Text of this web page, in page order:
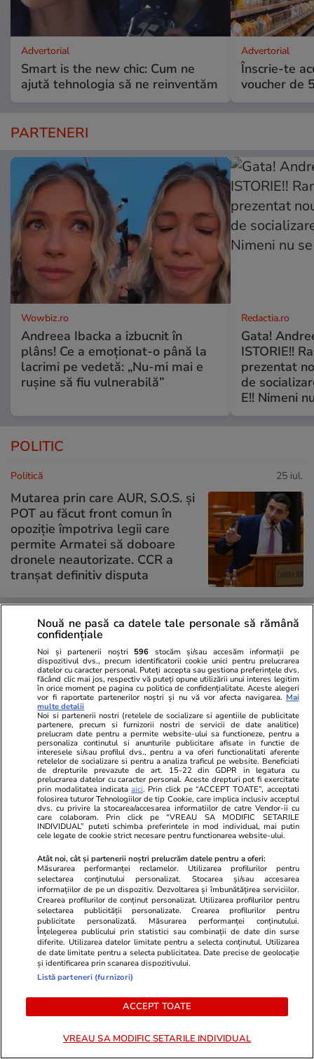
Advertorial
Smart is the new chic: Cum ne
ajută tehnologia să ne reinventăm
Advertorial
Înscrie-te
voucher de
PARTENERI
Wowbiz.ro
Andreea Ibacka a izbucnit în
plâns! Ce a emoționat-o până la
lacrimi pe vedetă: „Nu-mi mai e
rușine să fiu vulnerabilă”
Redactia.ro
Gata!
ISTORIE!!
prezentat
de
E!! Nimeni
POLITIC
Politică 25 iul.
Mutarea prin care AUR, S.O.S. și
POT au făcut front comun în
opoziție împotriva legii care
permite Armatei să doboare
dronele neautorizate. CCR a
tranșat definitiv disputa
Politică 25 iul.
Cum a apărut Mirabela
Grădinaru la întâlnirea cu
președinta Indiei, Droupadi
Murmu, la Palatul Cotroceni.
Motivul pentru care a ales o
rochie galbenă
PARTENERI
Fanatik.ro
Arena Naţională, chirie infimă la
euro! Cât au plătit Metallica, Ed
Spotmedia.ro
Nouă ne pasă ca datele tale personale să rămână
confidențiale
Noi și partenerii noștri 596 stocăm și/sau accesăm informații pe
dispozitivul dvs., precum identificatorii cookie unici pentru prelucrarea
datelor cu caracter personal. Puteți accepta sau gestiona preferințele dvs.
făcând clic mai jos, respectiv vă puteți opune utilizării unui interes legitim
în orice moment pe pagina cu politica de confidențialitate. Aceste alegeri
vor fi raportate partenerilor noștri și nu vă vor afecta navigarea. Mai
multe detalii
Noi si partenerii nostri (retelele de socializare si agentiile de publicitate
partenere, precum si furnizorii nostri de servicii de date analitice)
prelucram date pentru a permite website-ului sa functioneze, pentru a
personaliza continutul si anunturile publicitare afisate in functie de
interesele si/sau profilul dvs., pentru a va oferi functionalitati aferente
retelelor de socializare si pentru a analiza traficul pe website. Beneficiati
de drepturile prevazute de art. 15-22 din GDPR in legatura cu
prelucrarea datelor cu caracter personal. Aceste drepturi pot fi exercitate
prin modalitatea indicataaici. Prin click pe “ACCEPT TOATE”, acceptati
folosirea tuturor Tehnologiilor de tip Cookie, care implica inclusiv acceptul
dvs. cu privire la stocarea/accesarea informatiilor de catre Vendor-ii cu
care colaboram. Prin click pe “VREAU SA MODIFIC SETARILE
INDIVIDUAL” puteti schimba preferintele in mod individual, mai putin
cele legate de cookie strict necesare pentru functionarea website-ului.
Atât noi, cât și partenerii noștri prelucrăm datele pentru a oferi:
Măsurarea performanței reclamelor. Utilizarea profilurilor pentru
selectarea conținutului personalizat. Stocarea și/sau accesarea
informațiilor de pe un dispozitiv. Dezvoltarea și îmbunătățirea serviciilor.
Crearea profilurilor de conținut personalizat. Utilizarea profilurilor pentru
selectarea publicității personalizate. Crearea profilurilor pentru
publicitate personalizată. Măsurarea performanței conținutului.
Înțelegerea publicului prin statistici sau combinații de date din surse
diferite. Utilizarea datelor limitate pentru a selecta conținutul. Utilizarea
de date limitate pentru a selecta publicitatea. Date precise de geolocație
și identificarea prin scanarea dispozitivului.
Listă parteneri (furnizori)
ACCEPT TOATE
VREAU SA MODIFIC SETARILE INDIVIDUAL